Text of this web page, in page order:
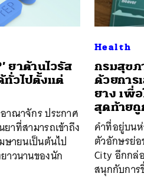
ยาต้านไวรัส
ทั่วไปตั้งแต่
าณาจักร ประกาศ
ยาที่สามารถเข้าถึง
ษายนเป็นต้นไป
าวนานของนัก
Health
กรมสุข
ด้วยการ
ยาง เพื่
สุดท้ายถู
คำที่อยู่บนห่
ตัวอักษรย่อ
City อีกกล่
สนุกกับการ